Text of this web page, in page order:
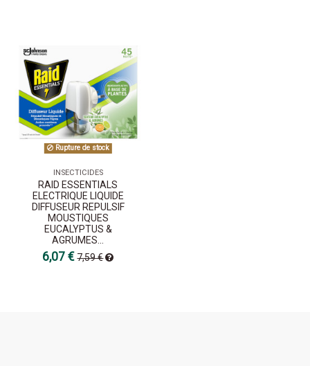
Rupture de stock
INSECTICIDES
RAID ESSENTIALS
ELECTRIQUE LIQUIDE
DIFFUSEUR REPULSIF
MOUSTIQUES
EUCALYPTUS &
AGRUMES...
6,07 €7,59 €